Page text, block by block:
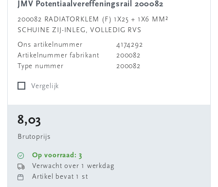
JMV Potentiaalvereffeningsrail 200082
200082 RADIATORKLEM (F) 1X25 + 1X6 MM²
SCHUINE ZIJ-INLEG, VOLLEDIG RVS
Ons artikelnummer
4174292
Artikelnummer fabrikant
200082
Type nummer
200082
Vergelijk
8,03
Brutoprijs
Op voorraad: 3
Verwacht over 1 werkdag
Artikel bevat 1 st